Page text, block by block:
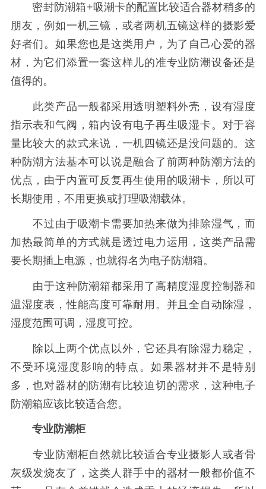
密封防潮箱+吸潮卡的配置比较适合器材稍多的
朋友，例如一机三镜，或者两机五镜这样的摄影爱
好者们。如果您也是这类用户，为了自己心爱的器
材，为它们添置一套这样儿的准专业防潮设备还是
值得的。
此类产品一般都采用透明塑料外壳，设有湿度
指示表和气阀，箱内设有电子再生吸湿卡。对于容
量比较大的款式来说，一机四镜还是没问题的。这
种防潮方法基本可以说是融合了前两种防潮方法的
优点，由于内置可反复再生使用的吸潮卡，所以可
长期使用，不用更换或打理吸潮载体。
不过由于吸潮卡需要加热来做为排除湿气，而
加热最简单的方式就是透过电力运用，这类产品需
要长期插上电源，也就得名为电子防潮箱。
由于这种防潮箱都采用了高精度湿度控制器和
温湿度表，性能高度可靠耐用。并且全自动除湿，
湿度范围可调，湿度可控。
除以上两个优点以外，它还具有除湿力稳定，
不受环境湿度影响的特点。如果器材并不是特别
多，也对器材的防潮有比较迫切的需求，这种电子
防潮箱应该比较适合您。
专业防潮柜
专业防潮柜自然就比较适合专业摄影人或者骨
灰级发烧友了，这类人群手中的器材一般都价值不